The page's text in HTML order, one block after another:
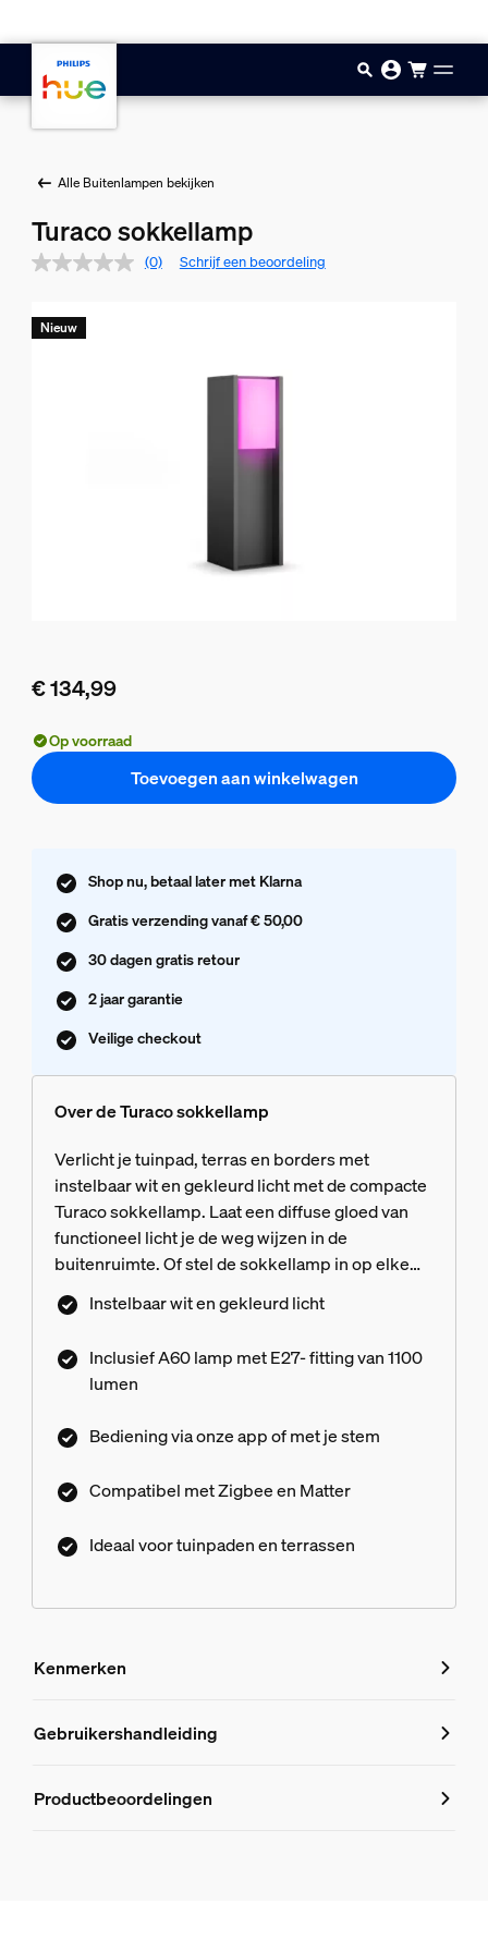
Alle Buitenlampen bekijken
Turaco sokkellamp
(0) Schrijf een beoordeling
€ 134,99
Nieuw
Op voorraad
Toevoegen aan winkelwagen
Shop nu, betaal later met Klarna
Gratis verzending vanaf € 50,00
30 dagen gratis retour
2 jaar garantie
Veilige checkout
Over de Turaco sokkellamp
Verlicht je tuinpad, terras en borders met
instelbaar wit en gekleurd licht met de compacte
Turaco sokkellamp. Laat een diffuse gloed van
functioneel licht je de weg wijzen in de
buitenruimte. Of stel de sokkellamp in op elke
gewenste kleur om decoratieve highlights toe te
voegen aan planten en bomen. Bedien de Turaco
assistenten via een Hue Bridge of Bridge Pro.
Zigbee netwerkconnectiviteit met een Bridge
ecosysteem van je slimme lampen.
naadloze integratie mogelijk met apparaten van
Instelbaar wit en gekleurd licht
Inclusief A60 lamp met E27- fitting van 1100
lumen
Bediening via onze app of met je stem
Compatibel met Zigbee en Matter
Ideaal voor tuinpaden en terrassen
Kenmerken
Kenmerken
8721103118455
Gebruikershandleiding
Productbeoordelingen